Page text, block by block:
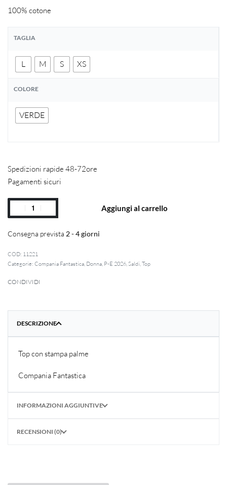
100% cotone
TAGLIA
L M S XS
COLORE
VERDE
Spedizioni rapide 48-72ore
Pagamenti sicuri
Aggiungi al carrello
Consegna prevista 2 - 4 giorni
11221
Categorie: Compania Fantastica Donna P-E 2026 Saldi Top
CONDIVIDI
DESCRIZIONE
Top con stampa palme
Compania Fantastica
INFORMAZIONI AGGIUNTIVE
RECENSIONI (0)